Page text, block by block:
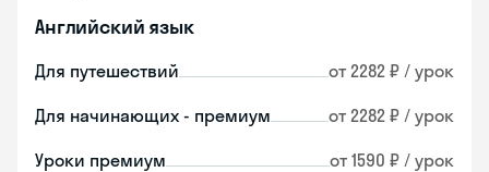
Английский язык
Для путешествий от 2282 ₽ / урок
Для начинающих - премиум от 2282 ₽ / урок
Уроки премиум от 1590 ₽ / урок